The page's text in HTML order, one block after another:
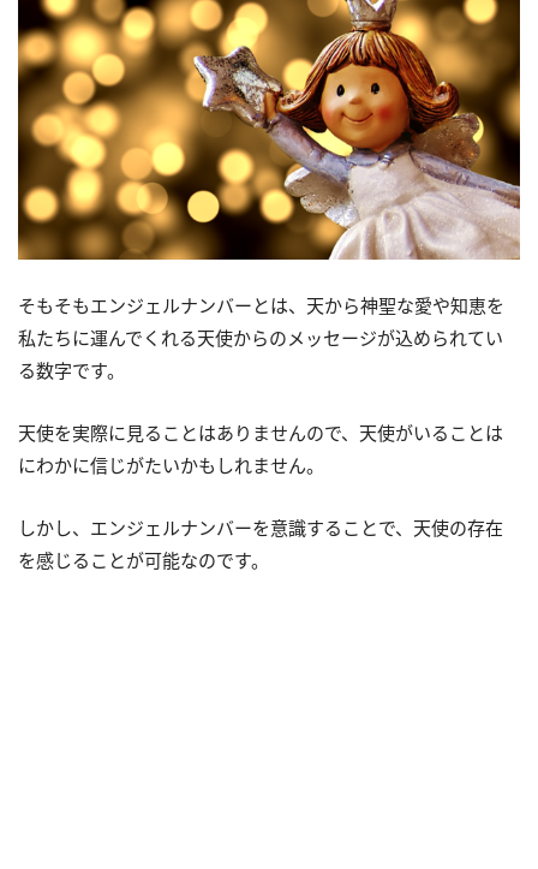
そもそもエンジェルナンバーとは、天から神聖な愛や知恵を
私たちに運んでくれる天使からのメッセージが込められてい
る数字です。
天使を実際に見ることはありませんので、天使がいることは
にわかに信じがたいかもしれません。
しかし、エンジェルナンバーを意識することで、天使の存在
を感じることが可能なのです。